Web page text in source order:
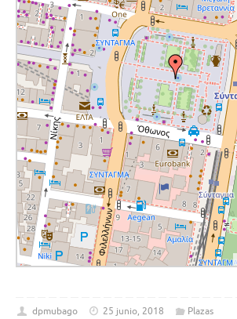
dpmubago 25 junio, 2018 Plazas